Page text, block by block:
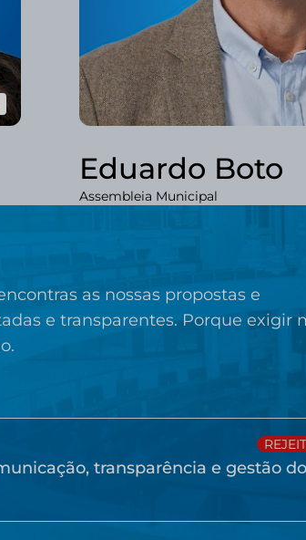
Eduardo Boto
Assembleia Municipal
as nossas propostas e
e transparentes. Porque exigir
transparência e gestão do